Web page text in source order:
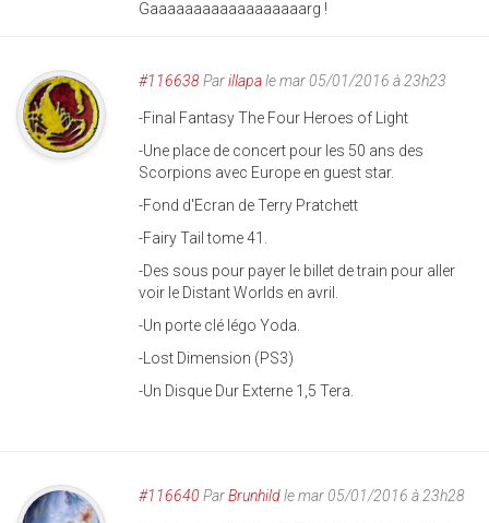
Gaaaaaaaaaaaaaaaaaarg !
#116638Parillapale mar 05/01/2016 à 23h23
-Final Fantasy The Four Heroes of Light
-Une place de concert pour les 50 ans des
Scorpions avec Europe en guest star.
-Fond d'Ecran de Terry Pratchett
-Fairy Tail tome 41.
-Des sous pour payer le billet de train pour aller
voir le Distant Worlds en avril.
-Un porte clé légo Yoda.
-Lost Dimension (PS3)
-Un Disque Dur Externe 1,5 Tera.
#116640 ParBrunhildle mar 05/01/2016 à 23h28